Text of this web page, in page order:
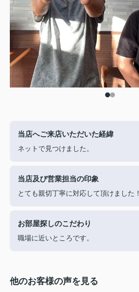
当店へご来店いただいた経緯
ネットで見つけました。
当店及び営業担当の印象
とても親切丁寧に対応して頂けました！
お部屋探しのこだわり
職場に近いところです。
他のお客様の声を見る